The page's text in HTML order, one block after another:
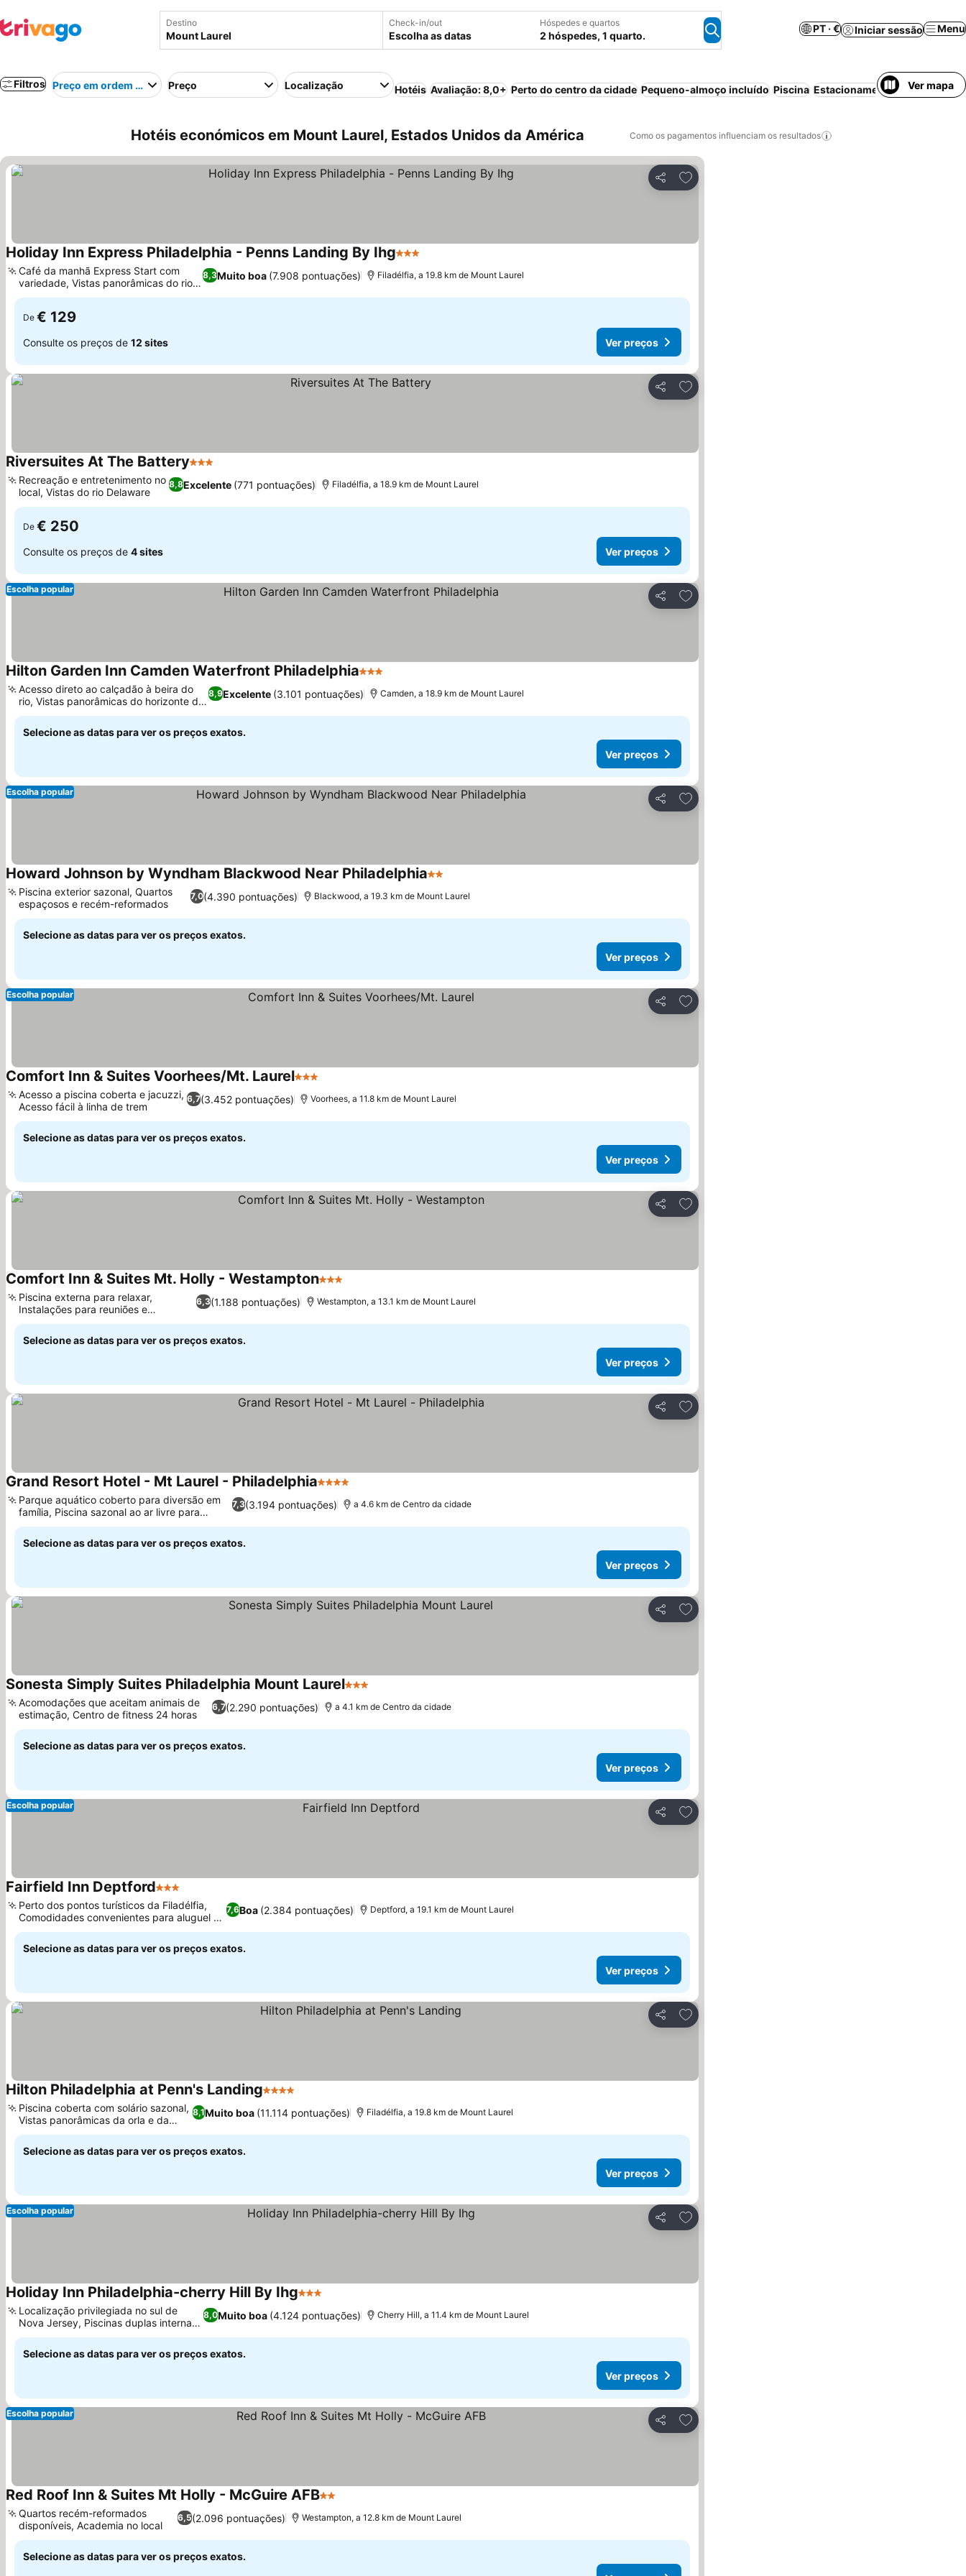
Destino Check-in/out
Escolha as datas
Hóspedes e quartos
2 hóspedes, 1 quarto.
PT · € Iniciar sessão Menu
Filtros Preço em ordem crescentePreço Localização Hotéis Avaliação: 8,0+ Perto do centro da cidade Pequeno-almoço incluído Piscina Estacionamento Animais
Ver mapa
Hotéis económicos em Mount Laurel, Estados Unidos da América Como os pagamentos influenciam os resultados
Partilhar
Adicionar aos favoritos
Holiday Inn Express Philadelphia - Penns Landing By Ihg3 Estrelas
8,3Muito boa (7.908 pontuações)
Café da manhã Express Start com
variedade, Vistas panorâmicas do rio e
da ponte
Filadélfia, a 19.8 km de Mount Laurel
De € 129
Consulte os preços de 12 sites Ver preços
Partilhar
Adicionar aos favoritos
Riversuites At The Battery3 Estrelas
8,8Excelente (771 pontuações)
Recreação e entretenimento no
local, Vistas do rio Delaware
Filadélfia, a 18.9 km de Mount Laurel
De € 250
Consulte os preços de 4 sites Ver preços
Partilhar
Adicionar aos favoritos
Escolha popular
Hilton Garden Inn Camden Waterfront Philadelphia3 Estrelas
8,9Excelente (3.101 pontuações)
Acesso direto ao calçadão à beira do
rio, Vistas panorâmicas do horizonte da
Filadélfia
Camden, a 18.9 km de Mount Laurel
Selecione as datas para ver os preços exatos.
Ver preços
Partilhar
Adicionar aos favoritos
Escolha popular
Howard Johnson by Wyndham Blackwood Near Philadelphia2 Estrelas
7,0(4.390 pontuações)
Piscina exterior sazonal, Quartos
espaçosos e recém-reformados
Blackwood, a 19.3 km de Mount Laurel
Selecione as datas para ver os preços exatos.
Ver preços
Partilhar
Adicionar aos favoritos
Escolha popular
Comfort Inn & Suites Voorhees/Mt. Laurel3 Estrelas
6,7(3.452 pontuações)
Acesso a piscina coberta e jacuzzi,
Acesso fácil à linha de trem
Voorhees, a 11.8 km de Mount Laurel
Selecione as datas para ver os preços exatos.
Ver preços
Partilhar
Adicionar aos favoritos
Comfort Inn & Suites Mt. Holly - Westampton3 Estrelas
6,3(1.188 pontuações)
Piscina externa para relaxar,
Instalações para reuniões e
banquetes
Westampton, a 13.1 km de Mount Laurel
Selecione as datas para ver os preços exatos.
Ver preços
Partilhar
Adicionar aos favoritos
Grand Resort Hotel - Mt Laurel - Philadelphia4 Estrelas
7,3(3.194 pontuações)
Parque aquático coberto para diversão em
família, Piscina sazonal ao ar livre para
relaxar
a 4.6 km de Centro da cidade
Selecione as datas para ver os preços exatos.
Ver preços
Partilhar
Adicionar aos favoritos
Sonesta Simply Suites Philadelphia Mount Laurel3 Estrelas
6,7(2.290 pontuações)
Acomodações que aceitam animais de
estimação, Centro de fitness 24 horas
a 4.1 km de Centro da cidade
Selecione as datas para ver os preços exatos.
Ver preços
Partilhar
Adicionar aos favoritos
Escolha popular
Fairfield Inn Deptford3 Estrelas
7,6Boa (2.384 pontuações)
Perto dos pontos turísticos da Filadélfia,
Comodidades convenientes para aluguel de
carros
Deptford, a 19.1 km de Mount Laurel
Selecione as datas para ver os preços exatos.
Ver preços
Partilhar
Adicionar aos favoritos
Hilton Philadelphia at Penn's Landing4 Estrelas
8,1Muito boa (11.114 pontuações)
Piscina coberta com solário sazonal,
Vistas panorâmicas da orla e da
cidade
Filadélfia, a 19.8 km de Mount Laurel
Selecione as datas para ver os preços exatos.
Ver preços
Partilhar
Adicionar aos favoritos
Escolha popular
Holiday Inn Philadelphia-cherry Hill By Ihg3 Estrelas
8,0Muito boa (4.124 pontuações)
Localização privilegiada no sul de
Nova Jersey, Piscinas duplas internas
e externas
Cherry Hill, a 11.4 km de Mount Laurel
Selecione as datas para ver os preços exatos.
Ver preços
Partilhar
Adicionar aos favoritos
Escolha popular
Red Roof Inn & Suites Mt Holly - McGuire AFB2 Estrelas
6,5(2.096 pontuações)
Quartos recém-reformados
disponíveis, Academia no local
Westampton, a 12.8 km de Mount Laurel
Selecione as datas para ver os preços exatos.